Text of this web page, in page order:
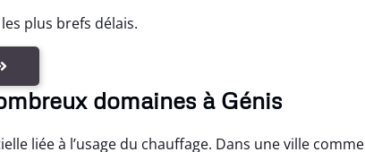
plus brefs délais.
domaines à Génis
liée à l’usage du chauffage. Dans une ville comme